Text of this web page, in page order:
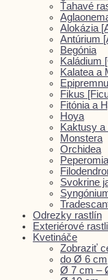
Ťahavé
Alokázia
Antúrium
Begónia
Kaládium
Kalatea a
Fikus
Fitónia a
Hoya
Kaktusy
Monstera
Orchidea
Svokrine
Odrezky rastlín
Exteriérové
Kvetináče
Zobraziť
do Ø 6 cm
Ø 7 cm –